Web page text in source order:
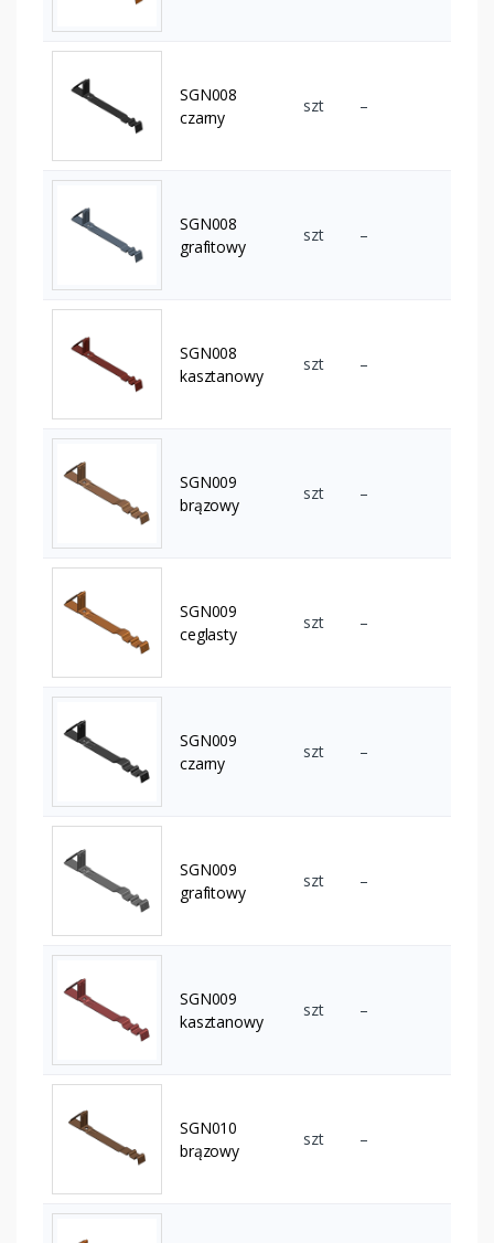
SGN008
czarny
szt –
SGN008
grafitowy
szt –
SGN008
kasztanowy
szt –
SGN009
brązowy
szt –
SGN009
ceglasty
szt –
SGN009
czarny
szt –
SGN009
grafitowy
szt –
SGN009
kasztanowy
szt –
SGN010
brązowy
szt –